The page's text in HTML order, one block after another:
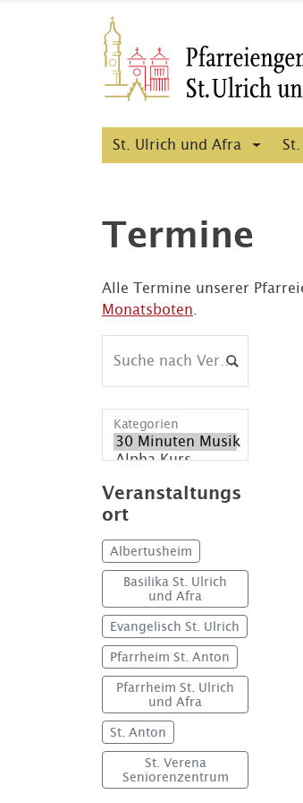
St. Ulrich und Afra
Termine
Alle Termine unserer
Monatsboten.
Suche nach Veranstaltungen
Kategorien
Veranstaltungs
ort
Albertusheim
Basilika St. Ulrich
und Afra
Evangelisch St. Ulrich
Pfarrheim St. Anton
Pfarrheim St. Ulrich
und Afra
St. Anton
St. Verena
Seniorenzentrum